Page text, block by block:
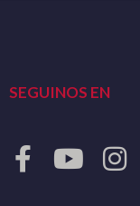
SEGUINOS EN